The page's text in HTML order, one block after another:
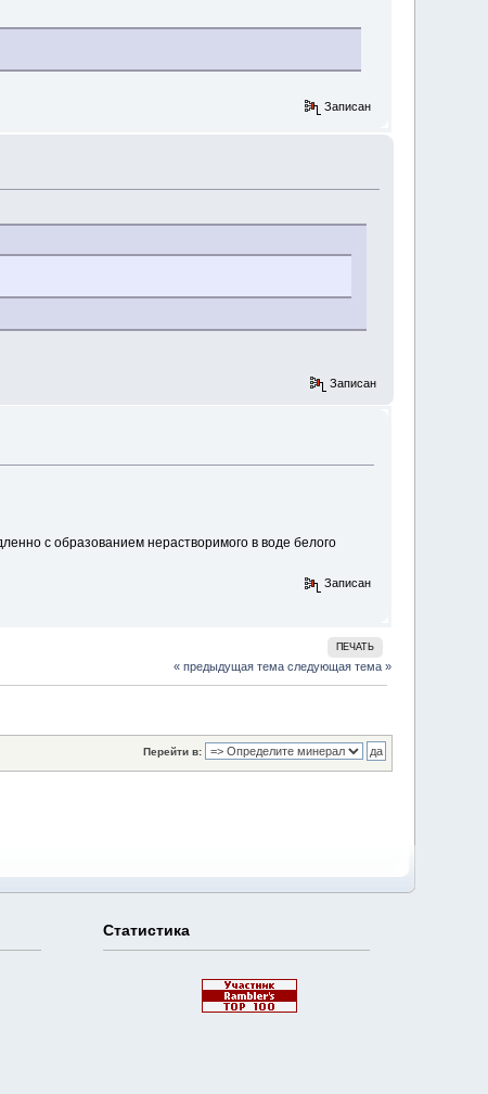
Записан
Записан
с образованием нерастворимого в воде белого
Записан
ПЕЧАТЬ
« предыдущая тема следующая тема »
Перейти в:
Статистика